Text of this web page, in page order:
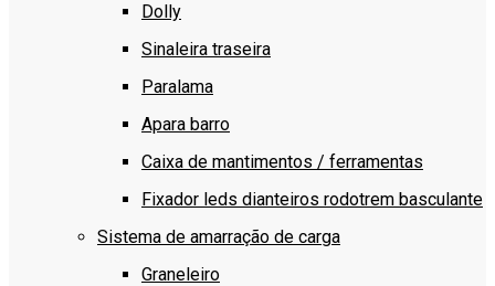
Dolly
Sinaleira traseira
Paralama
Apara barro
Caixa de mantimentos / ferramentas
Fixador leds dianteiros rodotrem basculante
Sistema de amarração de carga
Graneleiro